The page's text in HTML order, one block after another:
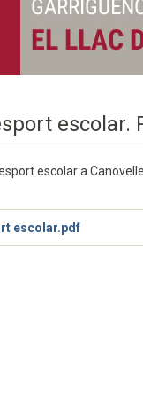
escolar.
escolar a
escolar.pdf